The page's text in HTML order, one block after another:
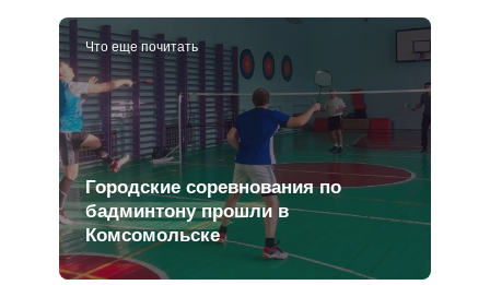
Что еще почитать
Городские соревнования по
бадминтону прошли в
Комсомольске